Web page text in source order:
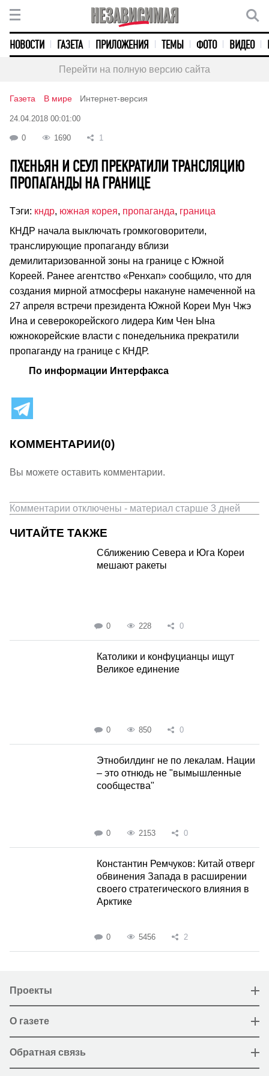
НОВОСТИ ГАЗЕТА ПРИЛОЖЕНИЯ ТЕМЫ ФОТО ВИДЕО
Перейти на полную версию сайта
Газета В мире Интернет-версия
24.04.2018 00:01:00
0 1690 1
ПХЕНЬЯН И СЕУЛ ПРЕКРАТИЛИ ТРАНСЛЯЦИЮ
ПРОПАГАНДЫ НА ГРАНИЦЕ
Тэги: кндр, южная корея, пропаганда, граница
КНДР начала выключать громкоговорители,
транслирующие пропаганду вблизи
демилитаризованной зоны на границе с Южной
Кореей. Ранее агентство «Ренхап» сообщило, что для
создания мирной атмосферы накануне намеченной на
27 апреля встречи президента Южной Кореи Мун Чжэ
Ина и северокорейского лидера Ким Чен Ына
южнокорейские власти с понедельника прекратили
пропаганду на границе с КНДР.
По информации Интерфакса
КОММЕНТАРИИ(0)
Вы можете оставить комментарии.
Комментарии отключены - материал старше 3 дней
ЧИТАЙТЕ ТАКЖЕ
Сближению Севера и Юга Кореи
мешают ракеты
0 228 0
Католики и конфуцианцы ищут
Великое единение
0 850 0
Этнобилдинг не по лекалам. Нации
– это отнюдь не "вымышленные
сообщества"
0 2153 0
Константин Ремчуков: Китай отверг
обвинения Запада в расширении
своего стратегического влияния в
Арктике
0 5456 2
Проекты
О газете
Обратная связь